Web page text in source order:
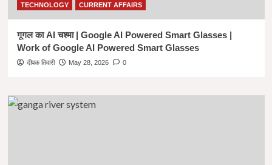
TECHNOLOGY CURRENT AFFAIRS
गूगल का AI चश्मा | Google AI Powered Smart Glasses |
Work of Google AI Powered Smart Glasses
दीपक तिवारी May 28, 2026 0